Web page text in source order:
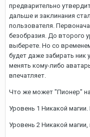
предварительно
дальше и заклинания
пользователя.
безобразия. До второго
выберете. Но со
будет даже забирать
менять кому-либо
впечатляет.
Что же может "Пионер"
Уровень 1 Никакой
Уровень 2 Никакой